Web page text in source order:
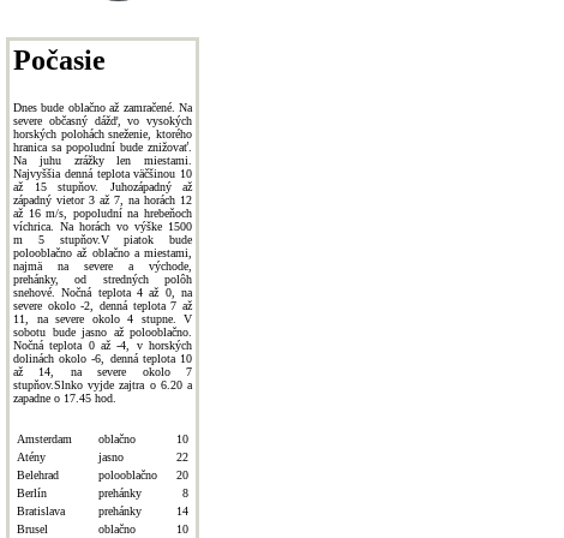
Počasie
Dnes bude oblačno až zamračené. Na
severe občasný dážď, vo vysokých
horských polohách sneženie, ktorého
hranica sa popoludní bude znižovať.
Na juhu zrážky len miestami.
Najvyššia denná teplota väčšinou 10
až 15 stupňov. Juhozápadný až
západný vietor 3 až 7, na horách 12
až 16 m/s, popoludní na hrebeňoch
víchrica. Na horách vo výške 1500
m 5 stupňov.V piatok bude
polooblačno až oblačno a miestami,
najmä na severe a východe,
prehánky, od stredných polôh
snehové. Nočná teplota 4 až 0, na
severe okolo -2, denná teplota 7 až
11, na severe okolo 4 stupne. V
sobotu bude jasno až polooblačno.
Nočná teplota 0 až -4, v horských
dolinách okolo -6, denná teplota 10
až 14, na severe okolo 7
stupňov.Slnko vyjde zajtra o 6.20 a
zapadne o 17.45 hod.
Amsterdam oblačno
10
Atény
jasno
22
Belehrad
polooblačno
20
Berlín
prehánky
8
Bratislava
prehánky
14
Brusel
oblačno
10